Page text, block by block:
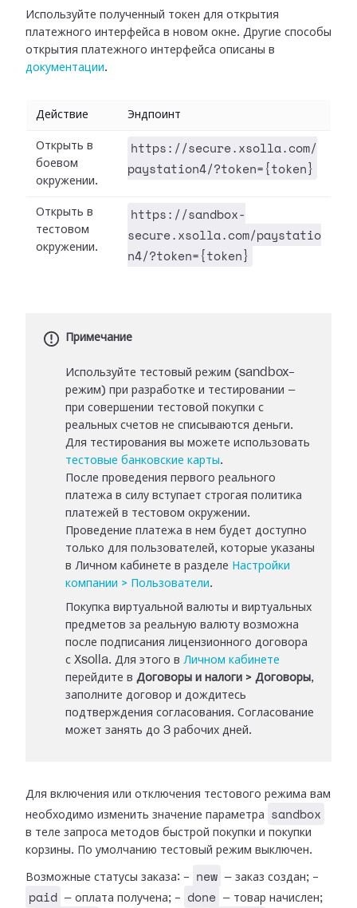
Используйте полученный токен для открытия
платежного интерфейса в новом окне. Другие способы
открытия платежного интерфейса описаны в
документации.
Действие Эндпоинт
Открыть в
боевом
окружении.
https://secure.xsolla.com/
paystation4/?token={token}
Открыть в
тестовом
окружении.
https://sandbox-
secure.xsolla.com/paystatio
n4/?token={token}
Примечание
Используйте тестовый режим (sandbox-
режим) при разработке и тестировании —
при совершении тестовой покупки с
реальных счетов не списываются деньги.
Для тестирования вы можете использовать
тестовые банковские карты.
После проведения первого реального
платежа в силу вступает строгая политика
платежей в тестовом окружении.
Проведение платежа в нем будет доступно
только для пользователей, которые указаны
в Личном кабинете в разделе Настройки
компании > Пользователи.
Покупка виртуальной валюты и виртуальных
предметов за реальную валюту возможна
после подписания лицензионного договора
с Xsolla. Для этого в Личном кабинете
перейдите в Договоры и налоги > Договоры,
заполните договор и дождитесь
подтверждения согласования. Согласование
может занять до 3 рабочих дней.
Для включения или отключения тестового режима вам
необходимо изменить значение параметра
sandbox
в теле запроса методов быстрой покупки и покупки
корзины. По умолчанию тестовый режим выключен.
Возможные статусы заказа: - new — заказ создан; -
paid — оплата получена; - done — товар начислен;